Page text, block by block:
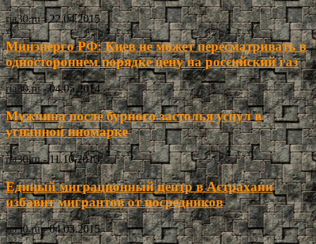
ria30.ru - 22.04.2015
Минэнерго РФ: Киев не может пересматривать в
одностороннем порядке цену на российский газ
ria30.ru - 04.05.2014
Мужчина после бурного застолья уснул в
угнанной иномарке
ria30.ru - 11.10.2013
Единый миграционный центр в Астрахани
избавит мигрантов от посредников
ria30.ru - 04.03.2015